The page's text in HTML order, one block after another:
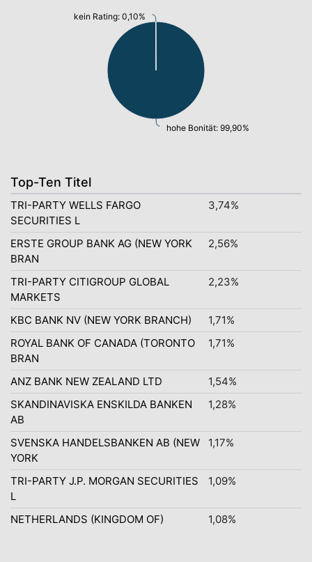
hohe Bonität: 99,90%
kein Rating: 0,10%
Top-Ten Titel
TRI-PARTY WELLS FARGO
SECURITIES L
3,74%
ERSTE GROUP BANK AG (NEW YORK
BRAN
2,56%
TRI-PARTY CITIGROUP GLOBAL
MARKETS
2,23%
KBC BANK NV (NEW YORK BRANCH)
1,71%
ROYAL BANK OF CANADA (TORONTO
BRAN
1,71%
ANZ BANK NEW ZEALAND LTD
1,54%
SKANDINAVISKA ENSKILDA BANKEN
AB
1,28%
SVENSKA HANDELSBANKEN AB (NEW
YORK
1,17%
TRI-PARTY J.P. MORGAN SECURITIES
L
1,09%
NETHERLANDS (KINGDOM OF) 1,08%